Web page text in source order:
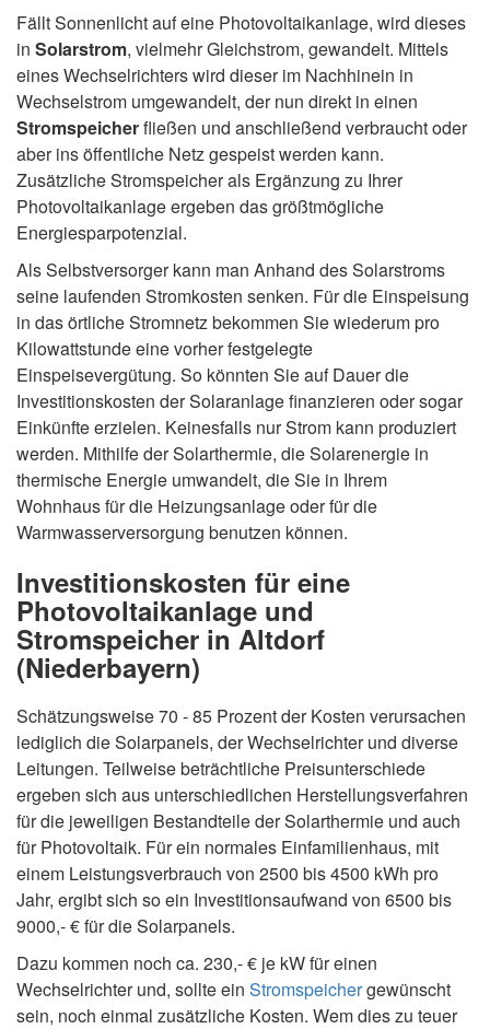
Fällt Sonnenlicht auf eine Photovoltaikanlage, wird dieses
in Solarstrom, vielmehr Gleichstrom, gewandelt. Mittels
eines Wechselrichters wird dieser im Nachhinein in
Wechselstrom umgewandelt, der nun direkt in einen
Stromspeicherfließen und anschließend verbraucht oder
aber ins öffentliche Netz gespeist werden kann.
Zusätzliche Stromspeicher als Ergänzung zu Ihrer
Photovoltaikanlage ergeben das größtmögliche
Energiesparpotenzial.
Als Selbstversorger kann man Anhand des Solarstroms
seine laufenden Stromkosten senken. Für die Einspeisung
in das örtliche Stromnetz bekommen Sie wiederum pro
Kilowattstunde eine vorher festgelegte
Einspeisevergütung. So könnten Sie auf Dauer die
Investitionskosten der Solaranlage finanzieren oder sogar
Einkünfte erzielen. Keinesfalls nur Strom kann produziert
werden. Mithilfe der Solarthermie, die Solarenergie in
thermische Energie umwandelt, die Sie in Ihrem
Wohnhaus für die Heizungsanlage oder für die
Warmwasserversorgung benutzen können.
Investitionskosten für eine
Photovoltaikanlage und
Stromspeicher in Altdorf
(Niederbayern)
Schätzungsweise 70 - 85 Prozent der Kosten verursachen
lediglich die Solarpanels, der Wechselrichter und diverse
Leitungen. Teilweise beträchtliche Preisunterschiede
ergeben sich aus unterschiedlichen Herstellungsverfahren
für die jeweiligen Bestandteile der Solarthermie und auch
für Photovoltaik. Für ein normales Einfamilienhaus, mit
einem Leistungsverbrauch von 2500 bis 4500 kWh pro
Jahr, ergibt sich so ein Investitionsaufwand von 6500 bis
9000,- € für die Solarpanels.
Dazu kommen noch ca. 230,- € je kW für einen
Wechselrichter und, sollte ein Stromspeichergewünscht
sein, noch einmal zusätzliche Kosten. Wem dies zu teuer